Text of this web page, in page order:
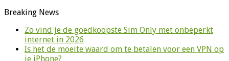
Breaking News
Zo vind je de goedkoopste Sim Only met onbeperkt
internet in 2026
Is het de moeite waard om te betalen voor een VPN op
je iPhone?